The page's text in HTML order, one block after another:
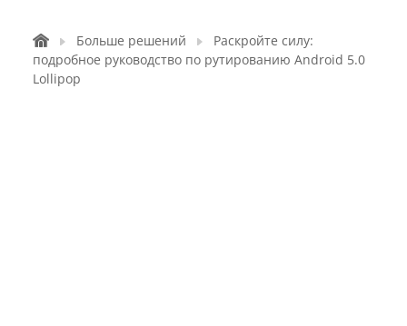
Больше решений
Раскройте силу:
подробное руководство по рутированию Android 5.0
Lollipop